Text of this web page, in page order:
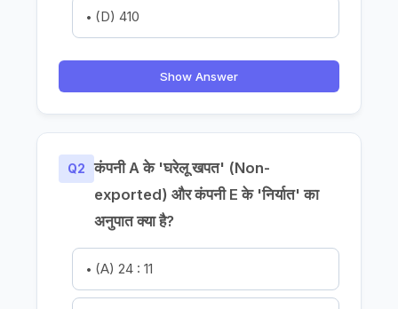
(D) 410
Show Answer
Q2
कंपनी A के 'घरेलू खपत' (Non-
exported) और कंपनी E के 'निर्यात' का
अनुपात क्या है?
(A) 24 : 11